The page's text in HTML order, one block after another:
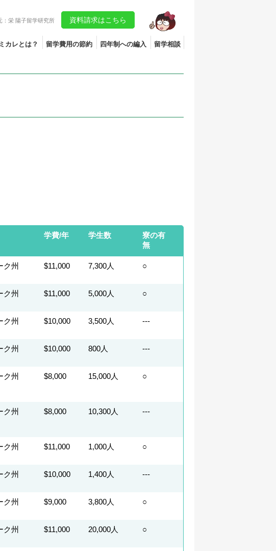
：栄 陽子留学研究所 資料請求はこちら
カレとは？ 留学費用の節約 四年制への編入 留学相談
学費/年 学生数
寮の有
無
ク州 $11,000 7,300人 ○
ク州 $11,000 5,000人 ○
ク州 $10,000 3,500人 ---
ク州 $10,000 800人 ---
ク州 $8,000 15,000人 ○
ク州 $8,000 10,300人 ---
ク州 $11,000 1,000人 ○
ク州 $10,000 1,400人 ---
ク州 $9,000 3,800人 ○
ク州 $11,000 20,000人 ○